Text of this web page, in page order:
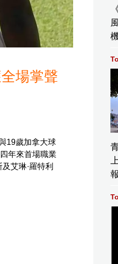
場掌聲
19歲加拿大球
年來首場職業
艾琳·羅特利